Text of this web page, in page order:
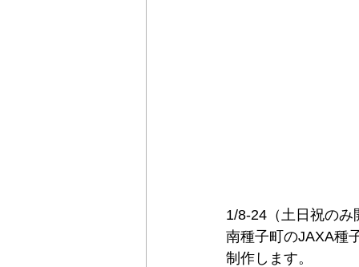
1/8-24（土日祝の
南種子町のJAXA種
制作します。